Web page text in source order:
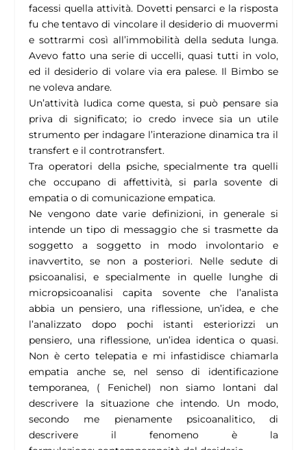
facessi quella attività. Dovetti pensarci e la risposta
fu che tentavo di vincolare il desiderio di muovermi
e sottrarmi così all’immobilità della seduta lunga.
Avevo fatto una serie di uccelli, quasi tutti in volo,
ed il desiderio di volare via era palese. Il Bimbo se
ne voleva andare.
Un’attività ludica come questa, si può pensare sia
priva di significato; io credo invece sia un utile
strumento per indagare l’interazione dinamica tra il
transfert e il controtransfert.
Tra operatori della psiche, specialmente tra quelli
che occupano di affettività, si parla sovente di
empatia o di comunicazione empatica.
Ne vengono date varie definizioni, in generale si
intende un tipo di messaggio che si trasmette da
soggetto a soggetto in modo involontario e
inavvertito, se non a posteriori. Nelle sedute di
psicoanalisi, e specialmente in quelle lunghe di
micropsicoanalisi capita sovente che l’analista
abbia un pensiero, una riflessione, un’idea, e che
l’analizzato dopo pochi istanti esteriorizzi un
pensiero, una riflessione, un’idea identica o quasi.
Non è certo telepatia e mi infastidisce chiamarla
empatia anche se, nel senso di identificazione
temporanea, ( Fenichel) non siamo lontani dal
descrivere la situazione che intendo. Un modo,
secondo me pienamente psicoanalitico, di
descrivere il fenomeno è la